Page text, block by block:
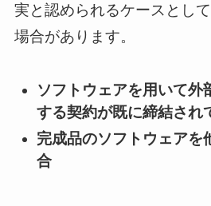
実と認められるケースとし
場合があります。
ソフトウェアを用いて外
する契約が既に締結され
完成品のソフトウェアを
合